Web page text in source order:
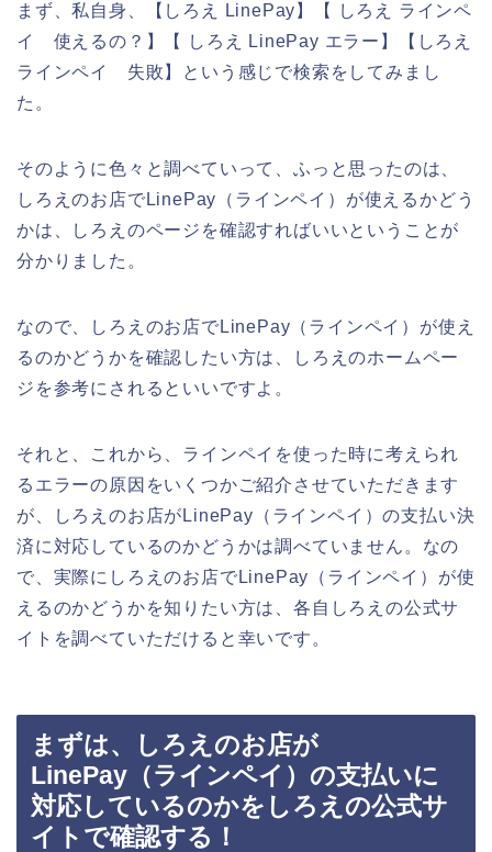
まず、私自身、【しろえ LinePay】【 しろえ ラインペ
イ 使えるの？】【 しろえ LinePay エラー】【しろえ
ラインペイ 失敗】という感じで検索をしてみまし
た。
そのように色々と調べていって、ふっと思ったのは、
しろえのお店でLinePay（ラインペイ）が使えるかどう
かは、しろえのページを確認すればいいということが
分かりました。
なので、しろえのお店でLinePay（ラインペイ）が使え
るのかどうかを確認したい方は、しろえのホームペー
ジを参考にされるといいですよ。
それと、これから、ラインペイを使った時に考えられ
るエラーの原因をいくつかご紹介させていただきます
が、しろえのお店がLinePay（ラインペイ）の支払い決
済に対応しているのかどうかは調べていません。なの
で、実際にしろえのお店でLinePay（ラインペイ）が使
えるのかどうかを知りたい方は、各自しろえの公式サ
イトを調べていただけると幸いです。
まずは、しろえのお店が
LinePay（ラインペイ）の支払いに
対応しているのかをしろえの公式サ
イトで確認する！